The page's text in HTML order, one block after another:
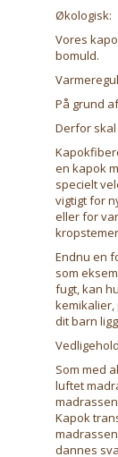
Økologisk:
Vores
bomuld.
På grund
Derfor
en kapok
specielt
vigtigt for
eller for
Endnu en
som
fugt, kan
kemikalier,
dit barn
Som med
luftet
Kapok
dannes